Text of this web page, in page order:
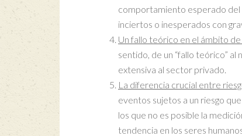
comportamiento esperado del
inciertos o inesperados con
Un fallo teórico en el ámbito
sentido, de un “fallo teórico”
extensiva al sector privado.
La diferencia crucial entre
eventos sujetos a un riesgo
los que no es posible la
tendencia en los seres